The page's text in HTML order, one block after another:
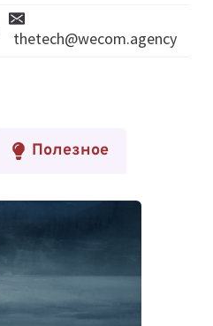
thetech@wecom.agency
Полезное